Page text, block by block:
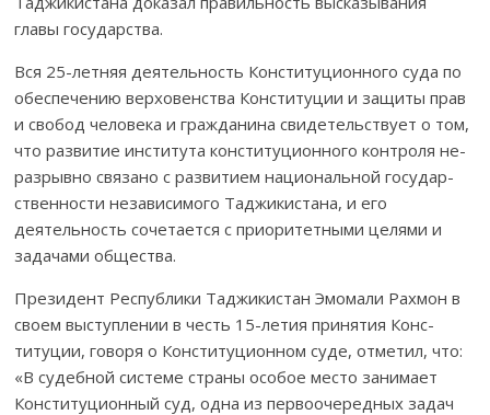
главы государства.
Вся 25-летняя деятельность Конституционного суда по
обеспе­че­нию вер­ховенства Конс­титуции и защиты прав
и свобод человека и граж­да­нина сви­детельствует о том,
что раз­витие института конституционного кон­троля не­
раз­рывно связано с развитием национальной государ­
ственности не­за­­ви­­­си­мого Таджи­кистана, и его
деятельность сочетается с пр­и­оритетными цел­­ями и
задачами общества.
Президент Республики Таджикистан Эмомали Рахмон в
своем выс­туп­лении в честь 15-летия принятия Конс­
титуции, говоря о Консти­ту­цион­ном суде, отметил, что:
«В су­дебной системе страны особое место занимает
Консти­ту­ционный суд, одна из первоочередных задач